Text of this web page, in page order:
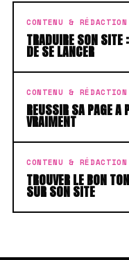
CONTENU & RÉDACTION
TRADUIRE SON SITE
DE SE LANCER
CONTENU & RÉDACTION
REUSSIR SA PAGE A
VRAIMENT
CONTENU & RÉDACTION
TROUVER LE BON
SUR SON SITE